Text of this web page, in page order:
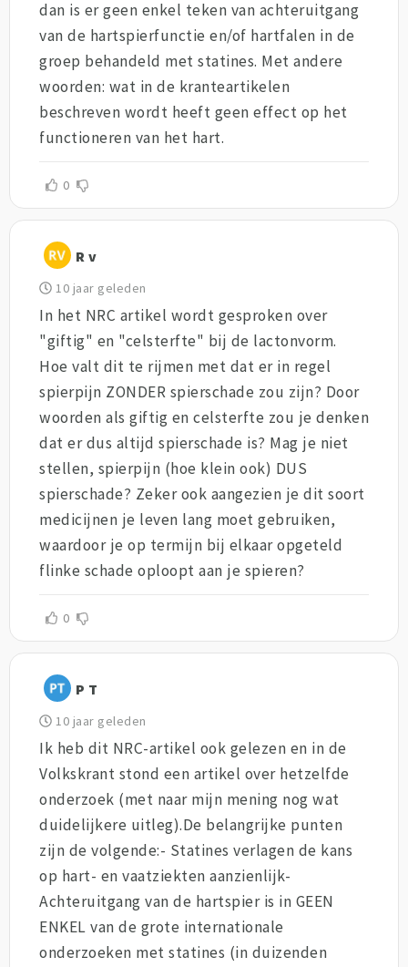
dan is er geen enkel teken van achteruitgang
van de hartspierfunctie en/of hartfalen in de
groep behandeld met statines. Met andere
woorden: wat in de kranteartikelen
beschreven wordt heeft geen effect op het
functioneren van het hart.
0
R v
10 jaar geleden
In het NRC artikel wordt gesproken over
"giftig" en "celsterfte" bij de lactonvorm.
Hoe valt dit te rijmen met dat er in regel
spierpijn ZONDER spierschade zou zijn? Door
woorden als giftig en celsterfte zou je denken
dat er dus altijd spierschade is? Mag je niet
stellen, spierpijn (hoe klein ook) DUS
spierschade? Zeker ook aangezien je dit soort
medicijnen je leven lang moet gebruiken,
waardoor je op termijn bij elkaar opgeteld
flinke schade oploopt aan je spieren?
0
P T
10 jaar geleden
Ik heb dit NRC-artikel ook gelezen en in de
Volkskrant stond een artikel over hetzelfde
onderzoek (met naar mijn mening nog wat
duidelijkere uitleg).De belangrijke punten
zijn de volgende:- Statines verlagen de kans
op hart- en vaatziekten aanzienlijk-
Achteruitgang van de hartspier is in GEEN
ENKEL van de grote internationale
onderzoeken met statines (in duizenden